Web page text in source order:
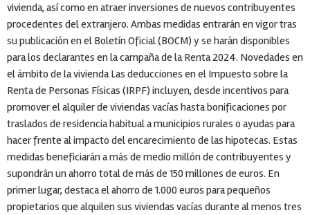
vivienda, así como en atraer inversiones de nuevos contribuyentes
procedentes del extranjero. Ambas medidas entrarán en vigor tras
su publicación en el Boletín Oficial (BOCM) y se harán disponibles
para los declarantes en la campaña de la Renta 2024. Novedades en
el ámbito de la vivienda Las deducciones en el Impuesto sobre la
Renta de Personas Físicas (IRPF) incluyen, desde incentivos para
promover el alquiler de viviendas vacías hasta bonificaciones por
traslados de residencia habitual a municipios rurales o ayudas para
hacer frente al impacto del encarecimiento de las hipotecas. Estas
medidas beneficiarán a más de medio millón de contribuyentes y
supondrán un ahorro total de más de 150 millones de euros. En
primer lugar, destaca el ahorro de 1.000 euros para pequeños
propietarios que alquilen sus viviendas vacías durante al menos tres